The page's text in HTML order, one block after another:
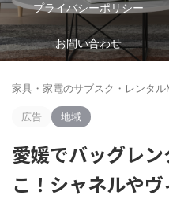
プライバシーポリシー
お問い合わせ
家具・家電のサブスク・レンタル
広告 地域
愛媛でバッグレ
こ！シャネルや